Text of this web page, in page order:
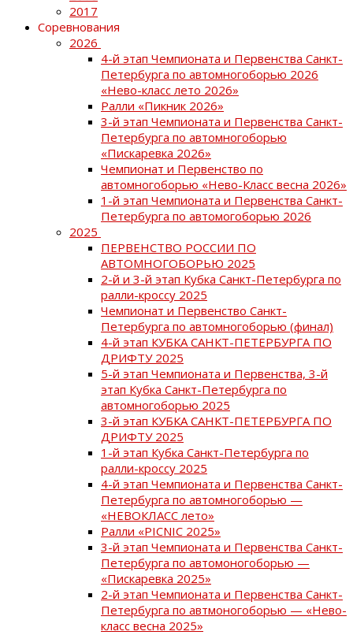
2017
Соревнования
2026
4-й этап Чемпионата и Первенства Санкт-
Петербурга по автомногоборью 2026
«Нево-класс лето 2026»
Ралли «Пикник 2026»
3-й этап Чемпионата и Первенства Санкт-
Петербурга по автомногоборью
«Пискаревка 2026»
Чемпионат и Первенство по
автомногоборью «Нево-Класс весна 2026»
1-й этап Чемпионата и Первенства Санкт-
Петербурга по автомогоборью 2026
2025
ПЕРВЕНСТВО РОССИИ ПО
АВТОМНОГОБОРЬЮ 2025
2-й и 3-й этап Кубка Санкт-Петербурга по
ралли-кроссу 2025
Чемпионат и Первенство Санкт-
Петербурга по автомногоборью (финал)
4-й этап КУБКА САНКТ-ПЕТЕРБУРГА ПО
ДРИФТУ 2025
5-й этап Чемпионата и Первенства, 3-й
этап Кубка Санкт-Петербурга по
автомногоборью 2025
3-й этап КУБКА САНКТ-ПЕТЕРБУРГА ПО
ДРИФТУ 2025
1-й этап Кубка Санкт-Петербурга по
ралли-кроссу 2025
4-й этап Чемпионата и Первенства Санкт-
Петербурга по автомногоборью —
«НЕВОКЛАСС лето»
Ралли «PICNIC 2025»
3-й этап Чемпионата и Первенства Санкт-
Петербурга по автомоногоборью —
«Пискаревка 2025»
2-й этап Чемпионата и Первенства Санкт-
Петербурга по автмоногоборью — «Нево-
класс весна 2025»